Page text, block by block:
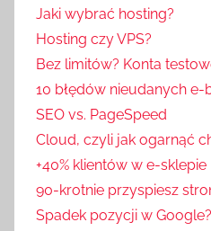
Jaki wybrać hosting?
Hosting czy VPS?
Bez limitów? Konta
10 błędów nieudanych e-
SEO vs. PageSpeed
Cloud, czyli jak ogarnąć
+40% klientów w e-sklepie
90-krotnie przyspiesz
Spadek pozycji w Google?